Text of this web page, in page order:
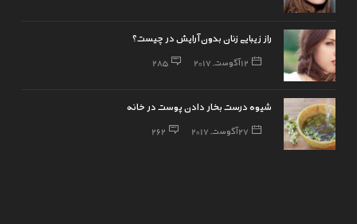
راز زیبایی زنان بدون آرایش در چیست؟
12 آگوست, 2017 285
شیوه درست بخار دادن پوست در خانه
27 آگوست, 2017 262